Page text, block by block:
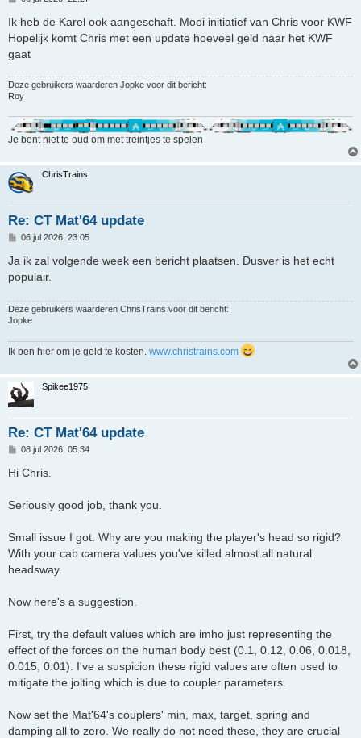
c
h
t
Ik heb de Karel ook aangeschaft. Mooi initiatief van Chris voor KWF
Hopelijk komt Chris met een update hoeveel geld naar het KWF
gaat
Deze gebruikers waarderen Jopke voor dit bericht:
Roy
Je bent niet te oud om met treintjes te spelen
ChrisTrains
Re: CT Mat'64 update
B
r
c
t
06 jul 2026, 23:05
Ja ik zal volgende week een bericht plaatsen. Dusver is het echt
populair.
Deze gebruikers waarderen ChrisTrains voor dit bericht:
Jopke
Ik ben hier om je geld te kosten. www.christrains.com
Spikee1975
Re: CT Mat'64 update
B
r
i
t
08 jul 2026, 05:34
Hi Chris.
Seriously good job, thank you.
Small issue I got. Why are you making the player's head so rigid?
With your cab camera values you've killed almost all natural
headsway.
Now here's a suggestion.
First, try the default values which are imho just representing the
effect of the forces on the human body best (0.1, 0.12, 0.06, 0.018,
0.015, 0.01). I've a suspicion these rigid values are often used to
mitigate the jolting which is due to coupler parameters.
Now set the Mat'64's couplers' min, max, target, spring and
damping all to zero. We really do not need these, they are crucial